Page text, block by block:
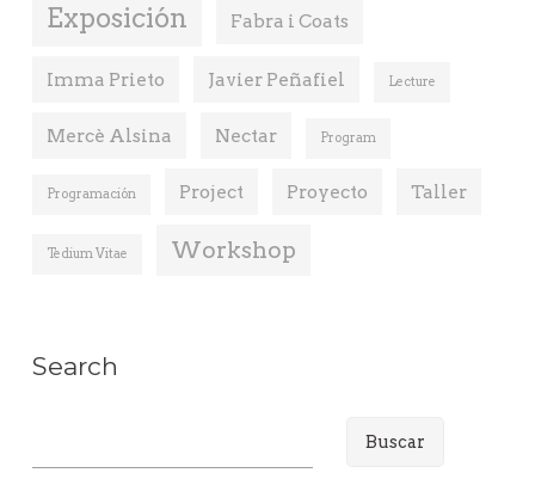
Exposición Fabra i Coats
Imma Prieto Javier Peñafiel Lecture
Mercè Alsina Nectar Program
Programación Project Proyecto Taller
Tedium Vitae Workshop
Search
u